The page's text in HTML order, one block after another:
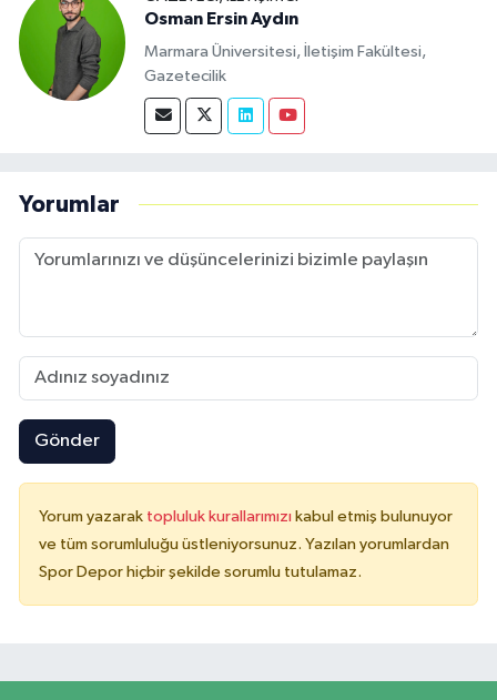
Osman Ersin Aydın
Marmara Üniversitesi, İletişim Fakültesi,
Gazetecilik
Yorumlar
Gönder
Yorum yazarak topluluk kurallarımızı kabul etmiş bulunuyor
ve tüm sorumluluğu üstleniyorsunuz. Yazılan yorumlardan
Spor Depor hiçbir şekilde sorumlu tutulamaz.